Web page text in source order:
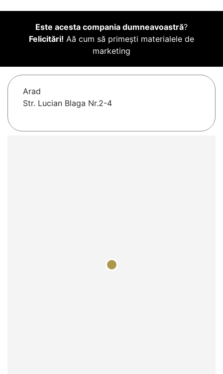
Este acesta compania dumneavoastră?
Felicitări! Aă cum să primești materialele de
marketing
Arad
Str. Lucian Blaga Nr.2-4